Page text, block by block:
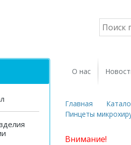
О нас
Главная
Пинцеты
Внимание!